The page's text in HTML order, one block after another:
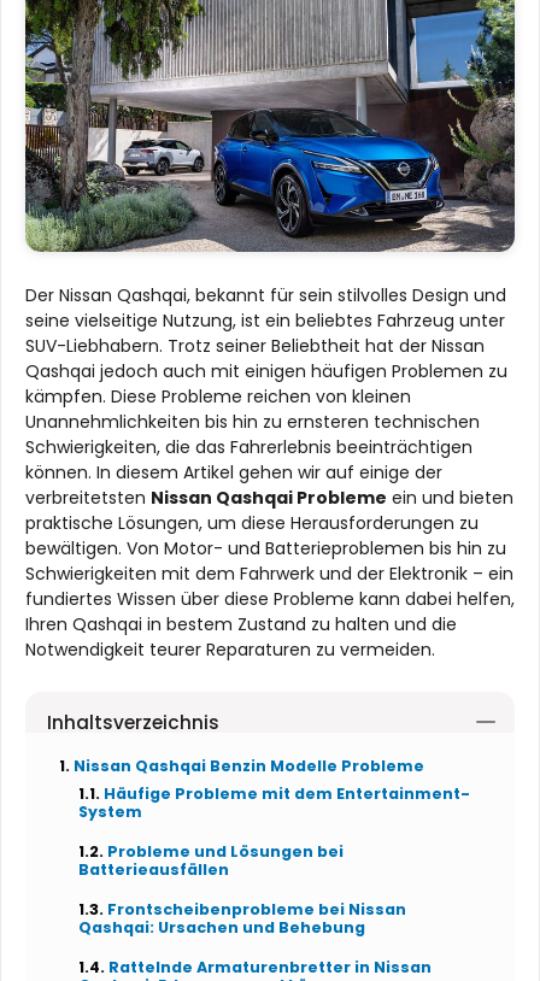
Der Nissan Qashqai, bekannt für sein stilvolles Design und
seine vielseitige Nutzung, ist ein beliebtes Fahrzeug unter
SUV-Liebhabern. Trotz seiner Beliebtheit hat der Nissan
Qashqai jedoch auch mit einigen häufigen Problemen zu
kämpfen. Diese Probleme reichen von kleinen
Unannehmlichkeiten bis hin zu ernsteren technischen
Schwierigkeiten, die das Fahrerlebnis beeinträchtigen
können. In diesem Artikel gehen wir auf einige der
verbreitetsten Nissan Qashqai Probleme ein und bieten
praktische Lösungen, um diese Herausforderungen zu
bewältigen. Von Motor- und Batterieproblemen bis hin zu
Schwierigkeiten mit dem Fahrwerk und der Elektronik – ein
fundiertes Wissen über diese Probleme kann dabei helfen,
Ihren Qashqai in bestem Zustand zu halten und die
Notwendigkeit teurer Reparaturen zu vermeiden.
Inhaltsverzeichnis
Nissan Qashqai Benzin Modelle Probleme
Häufige Probleme mit dem Entertainment-
System
Probleme und Lösungen bei
Batterieausfällen
Frontscheibenprobleme bei Nissan
Qashqai: Ursachen und Behebung
Rattelnde Armaturenbretter in Nissan